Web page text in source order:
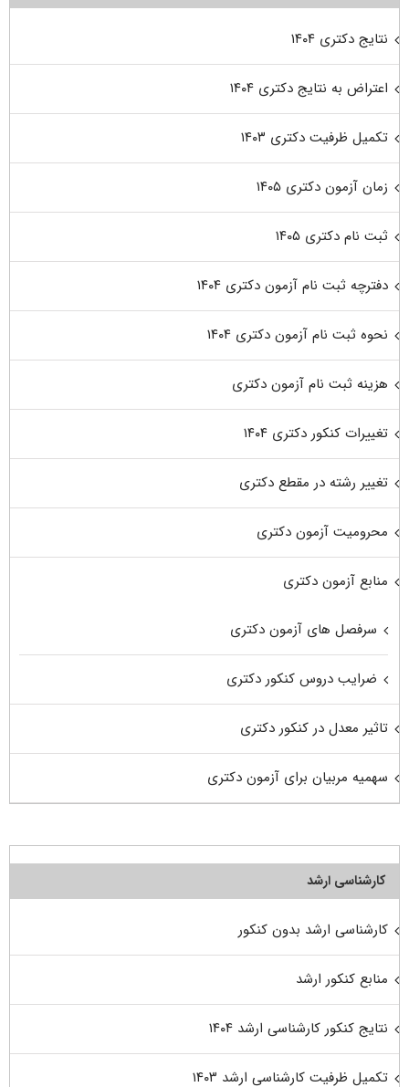
نتایج دکتری ۱۴۰۴
اعتراض به نتایج دکتری ۱۴۰۴
تکمیل ظرفیت دکتری ۱۴۰۳
زمان آزمون دکتری ۱۴۰۵
ثبت نام دکتری ۱۴۰۵
دفترچه ثبت نام آزمون دکتری ۱۴۰۴
نحوه ثبت نام آزمون دکتری ۱۴۰۴
هزینه ثبت نام آزمون دکتری
تغییرات کنکور دکتری ۱۴۰۴
تغییر رشته در مقطع دکتری
محرومیت آزمون دکتری
منابع آزمون دکتری
سرفصل های آزمون دکتری
ضرایب دروس کنکور دکتری
تاثیر معدل در کنکور دکتری
سهمیه مربیان برای آزمون دکتری
کارشناسی ارشد
کارشناسی ارشد بدون کنکور
منابع کنکور ارشد
نتایج کنکور کارشناسی ارشد ۱۴۰۴
تکمیل ظرفیت کارشناسی ارشد ۱۴۰۳